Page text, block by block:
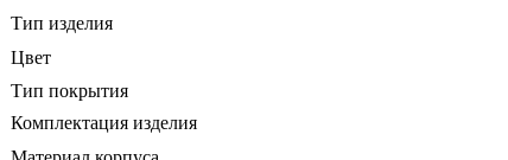
Тип изделия
Цвет
Тип покрытия
Комплектация изделия